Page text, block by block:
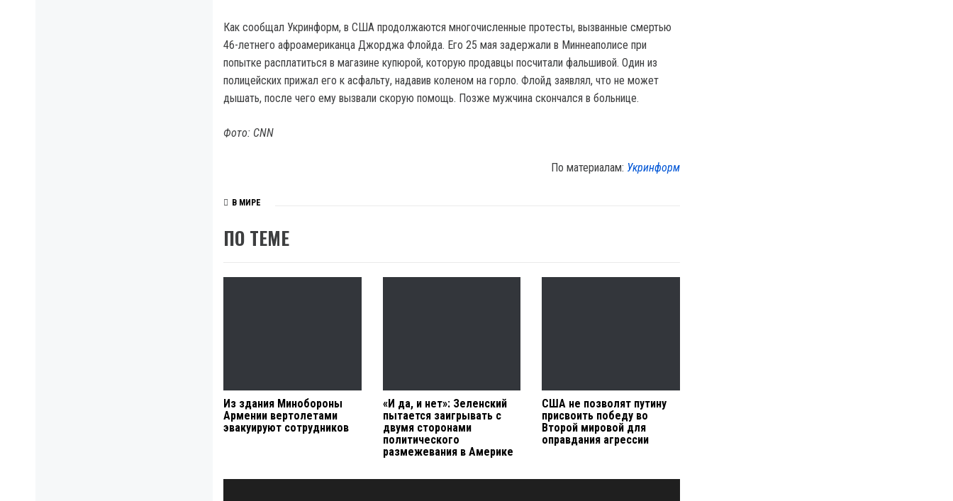
Как сообщал Укринформ, в США продолжаются многочисленные протесты, вызванные смертью
46-летнего афроамериканца Джорджа Флойда. Его 25 мая задержали в Миннеаполисе при
попытке расплатиться в магазине купюрой, которую продавцы посчитали фальшивой. Один из
полицейских прижал его к асфальту, надавив коленом на горло. Флойд заявлял, что не может
дышать, после чего ему вызвали скорую помощь. Позже мужчина скончался в больнице.
Фото: CNN
По материалам: Укринформ
В МИРЕ
ПО ТЕМЕ
Из здания Минобороны
Армении вертолетами
эвакуируют сотрудников
«И да, и нет»: Зеленский
пытается заигрывать с
двумя сторонами
политического
размежевания в Америке
США не позволят путину
присвоить победу во
Второй мировой для
оправдания агрессии
Навигация